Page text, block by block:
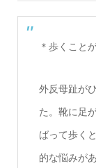
＊歩くこと
外反母趾が
た。靴に足
ばって歩く
的な悩みが